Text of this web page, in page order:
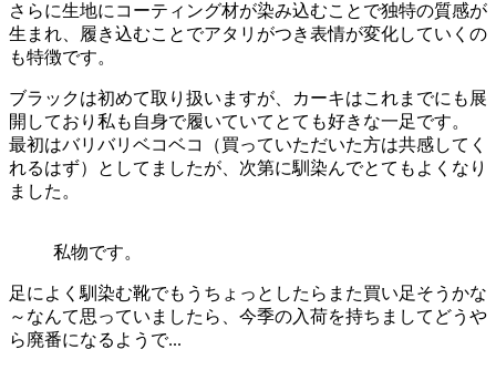
さらに生地にコーティング材が染み込むことで独特の質感が
生まれ、履き込むことでアタリがつき表情が変化していくの
も特徴です。
ブラックは初めて取り扱いますが、カーキはこれまでにも展
開しており私も自身で履いていてとても好きな一足です。
最初はバリバリベコベコ（買っていただいた方は共感してく
れるはず）としてましたが、次第に馴染んでとてもよくなり
ました。
私物です。
足によく馴染む靴でもうちょっとしたらまた買い足そうかな
～なんて思っていましたら、今季の入荷を持ちましてどうや
ら廃番になるようで...